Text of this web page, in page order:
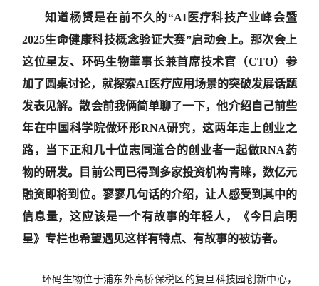
知道杨赟是在前不久的“AI医疗科技产业峰会暨
2025生命健康科技概念验证大赛”启动会上。那次会上
这位星友、环码生物董事长兼首席技术官（CTO）参
加了圆桌讨论，就探索AI医疗应用场景的突破发展话题
发表见解。散会前我俩简单聊了一下，他介绍自己前些
年在中国科学院做环形RNA研究，这两年走上创业之
路，当下正和几十位志同道合的创业者一起做RNA药
物的研发。目前公司已得到多家投资机构青睐，数亿元
融资即将到位。寥寥几句话的介绍，让人感受到其中的
信息量，这应该是一个有故事的年轻人，《今日启明
星》专栏也希望遇见这样有特点、有故事的被访者。
环码生物位于浦东外高桥保税区的复旦科技园创新中心，